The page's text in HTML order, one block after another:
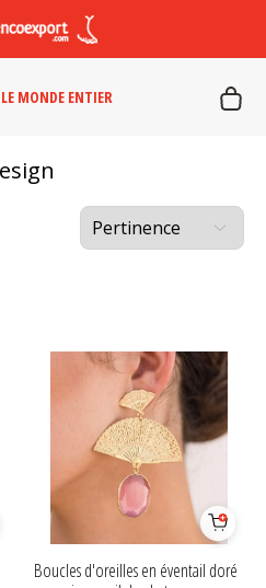
MONDE ENTIER
Boucles d'oreilles en éventail doré